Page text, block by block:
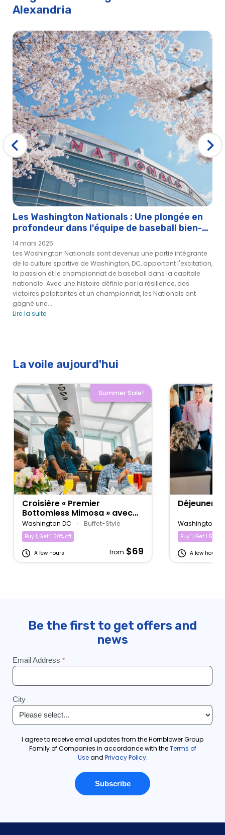
Alexandria
Les Washington Nationals : Une plongée en
profondeur dans l'équipe de baseball bien-
aimée de Washington
14 mars 2025
Les Washington Nationals sont devenus une partie intégrante
de la culture sportive de Washington, DC, apportant l'excitation,
la passion et le championnat de baseball dans la capitale
nationale. Avec une histoire définie par la résilience, des
victoires palpitantes et un championnat, les Nationals ont
gagné une...
Lire la suite
La voile aujourd'hui
Summer Sale!
Croisière « Premier
Bottomless Mimosa » avec
brunch
Washington DC • Buffet-Style
Buy 1, Get 1 50% off
A few hours from $69
Déjeuner-
Washington
Buy 1, Get 1 50%
A few hours